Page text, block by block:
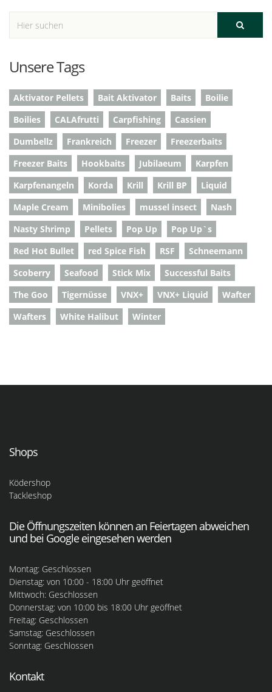
Unsere Tags
Aktivator Pellets Bait Aktivator Baits
Boilie
Boilies
CALAfrutti Carpfishing
Cassien
Dumbellz
Frankreich Freezer
Freezerbaits
Freezer Baits
Hookbaits Jubilaeum
Karpfen
Karpfenangeln
Korda Krill Krill BP
Liquid
Maple Cream
Minibolies mussel insect
Nash
Nasty Shrimp
Pellets Pop Up
Pop Up`s
Red Hot Bullet
red Spice Fish RSF
Schneemann
Scoberry
Seafood Stick Mix
Successful Baits
The Goo
Tigernüsse VNX+ VNX+ Liquid
Wafter
Wafters
White Halibut Winter
Shops
Ködershop
Tackleshop
Die Öffnungszeiten können an Feiertagen abweichen
und bei Google eingesehen werden
Montag: Geschlossen
Dienstag: von 10:00 - 18:00 Uhr geöffnet
Mittwoch: Geschlossen
Donnerstag: von 10:00 bis 18:00 Uhr geöffnet
Freitag: Geschlossen
Samstag: Geschlossen
Sonntag: Geschlossen
Kontakt